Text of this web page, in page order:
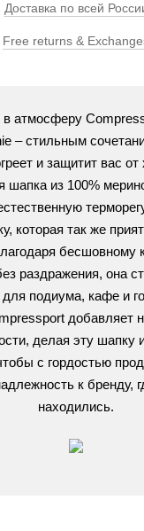
Доставка по всей
Free returns &
в атмосферу
– стильным
и защитит вас
шапка из 100%
которая так же
бесшовному
раздражения, она
подиума, кафе и
добавляет
делая эту шапку
с гордостью
к бренду,
находились.